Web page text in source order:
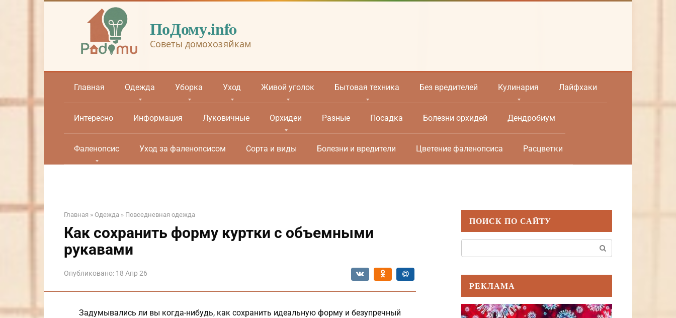
ПоДому.info
Советы домохозяйкам
Главная Одежда Уборка Уход Живой уголок Бытовая техника Без вредителей Кулинария Лайфхаки
Интересно Информация Луковичные Орхидеи Разные Посадка Болезни орхидей Дендробиум
Фаленопсис Уход за фаленопсисом Сорта и виды Болезни и вредители Цветение фаленопсиса Расцветки
Главная » Одежда » Повседневная одежда
Как сохранить форму куртки с объемными
рукавами
Опубликовано: 18 Апр 26
Задумывались ли вы когда-нибудь, как сохранить идеальную форму и безупречный
ПОИСК ПО САЙТУ
РЕКЛАМА